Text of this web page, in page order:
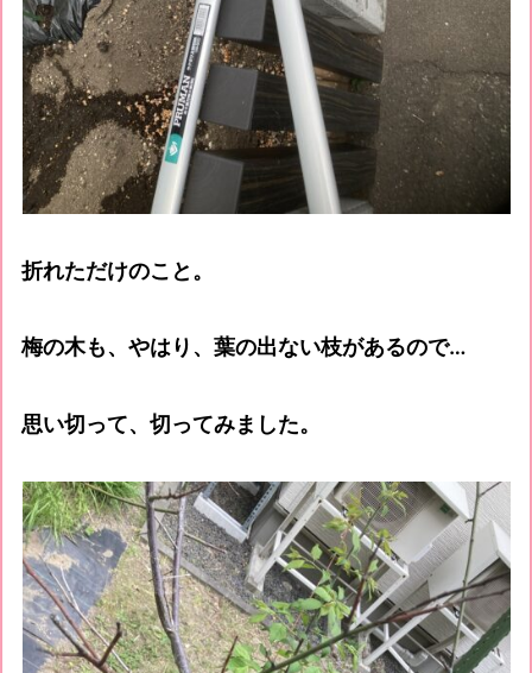
折れただけのこと。
梅の木も、やはり、葉の出ない枝があるので…
思い切って、切ってみました。